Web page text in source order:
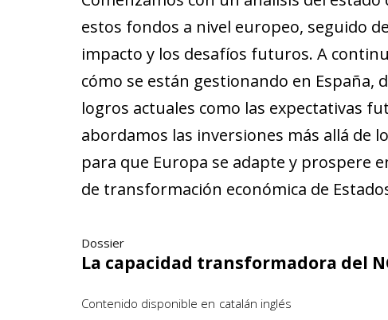
estos fondos a nivel europeo, seguido
impacto y los desafíos futuros. A
cómo se están gestionando en España,
logros actuales como las expectativas
abordamos las inversiones más allá de
para que Europa se adapte y prospere
de transformación económica de
Dossier
La capacidad transformadora del
Contenido disponible en catalán inglés